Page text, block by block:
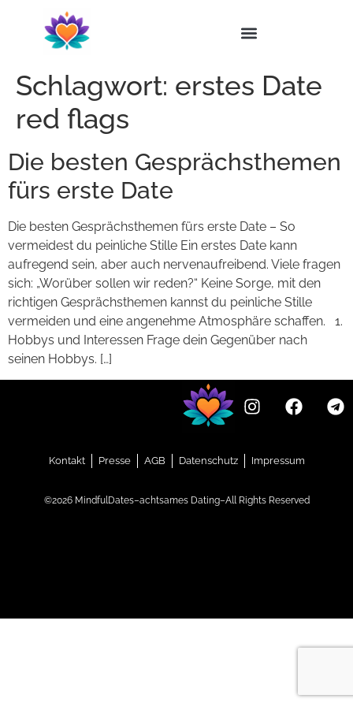
Schlagwort: erstes Date
red flags
Die besten Gesprächsthemen
fürs erste Date
Die besten Gesprächsthemen fürs erste Date – So
vermeidest du peinliche Stille Ein erstes Date kann
aufregend sein, aber auch nervenaufreibend. Viele fragen
sich: „Worüber sollen wir reden?“ Keine Sorge, mit den
richtigen Gesprächsthemen kannst du peinliche Stille
vermeiden und eine angenehme Atmosphäre schaffen. 1.
Hobbys und Interessen Frage dein Gegenüber nach
seinen Hobbys. […]
Kontakt Presse AGB Datenschutz Impressum
©2026 MindfulDates–achtsames Dating–All Rights Reserved